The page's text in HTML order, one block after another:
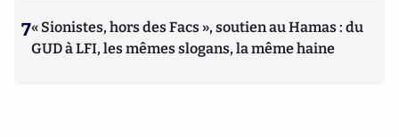
7« Sionistes, hors des Facs », soutien au Hamas : du
GUD à LFI, les mêmes slogans, la même haine